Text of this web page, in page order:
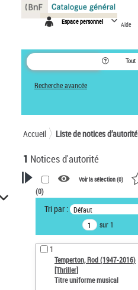
Espace personnel Aide
Tout
Recherche avancée
Accueil Liste de notices d’autorité
1 Notices d'autorité
VOTRE RECHERCHE
Recherche avancée dans les
notices d’autorité
Œuvres liées à l'auteur :
Temperton, Rod (1947-2016)
Voir la sélection (0)
(0)
Tri par : Défaut
sur 1
1
Temperton, Rod (1947-2016)
[Thriller]
Titre uniforme musical
Panneau de gestion des cookies